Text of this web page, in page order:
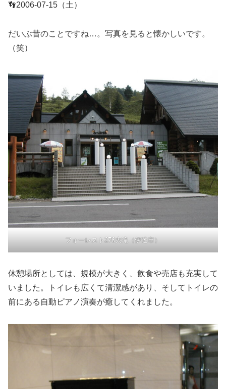
👣2006-07-15（土）
だいぶ昔のことですね…。写真を見ると懐かしいです。
（笑）
フォーレスト276大滝（伊達市）
休憩場所としては、規模が大きく、飲食や売店も充実して
いました。トイレも広くて清潔感があり、そしてトイレの
前にある自動ピアノ演奏が癒してくれました。